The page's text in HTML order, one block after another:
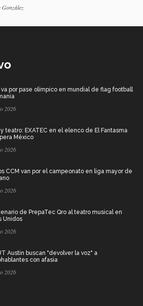
va por pase olímpico en mundial de flag football
2026
y teatro: EXATEC en el elenco de El Fantasma
México
2026
CCM van por el campeonato en liga mayor de
2026
de PrepaTec Qro al teatro musical en
Unidos
2026
Austin buscan "devolver la voz" a
con afasia
2026